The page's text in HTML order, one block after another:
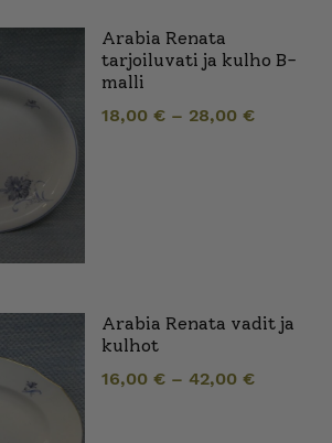
Arabia Renata
tarjoiluvati ja kulho B-
malli
18,00 € – 28,00 €
Arabia Renata vadit ja
kulhot
16,00 € – 42,00 €